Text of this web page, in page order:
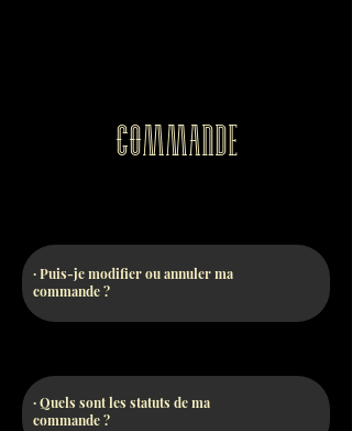
Commande
· Puis-je modifier ou annuler ma
commande ?
· Quels sont les statuts de ma
commande ?